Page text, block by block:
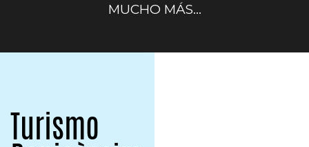
MUCHO MÁS...
Turismo